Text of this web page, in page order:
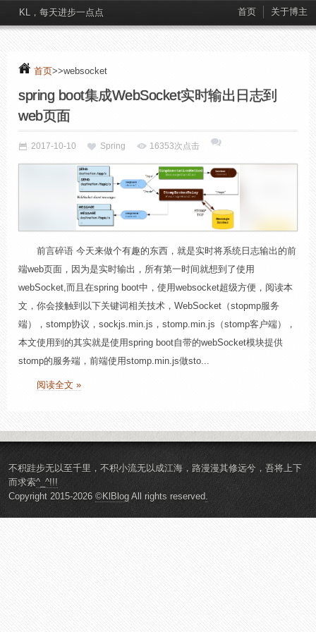
KL，每天进步一点点 首页 关于博主
首页>>websocket
spring boot集成WebSocket实时输出日志到
web页面
2017-10-10 Spring 16353次点击
前言碎语 今天来做个有趣的东西，就是实时将系统日志输出的前
端web页面，因为是实时输出，所有第一时间就想到了使用
webSocket,而且在spring boot中，使用websocket超级方便，阅读本
文，你会接触到以下关键词相关技术，WebSocket（stopmp服务
端），stomp协议，sockjs.min.js，stomp.min.js（stomp客户端），
本文使用到的其实就是使用spring boot自带的webSocket模块提供
stomp的服务端，前端使用stomp.min.js做sto...
阅读全文 »
不积跬步无以至千里，不积小流无以成江海，路漫漫其修远兮，吾将上下
而求索^_^!!!
Copyright 2015-2026 ©KlBlog All rights reserved.